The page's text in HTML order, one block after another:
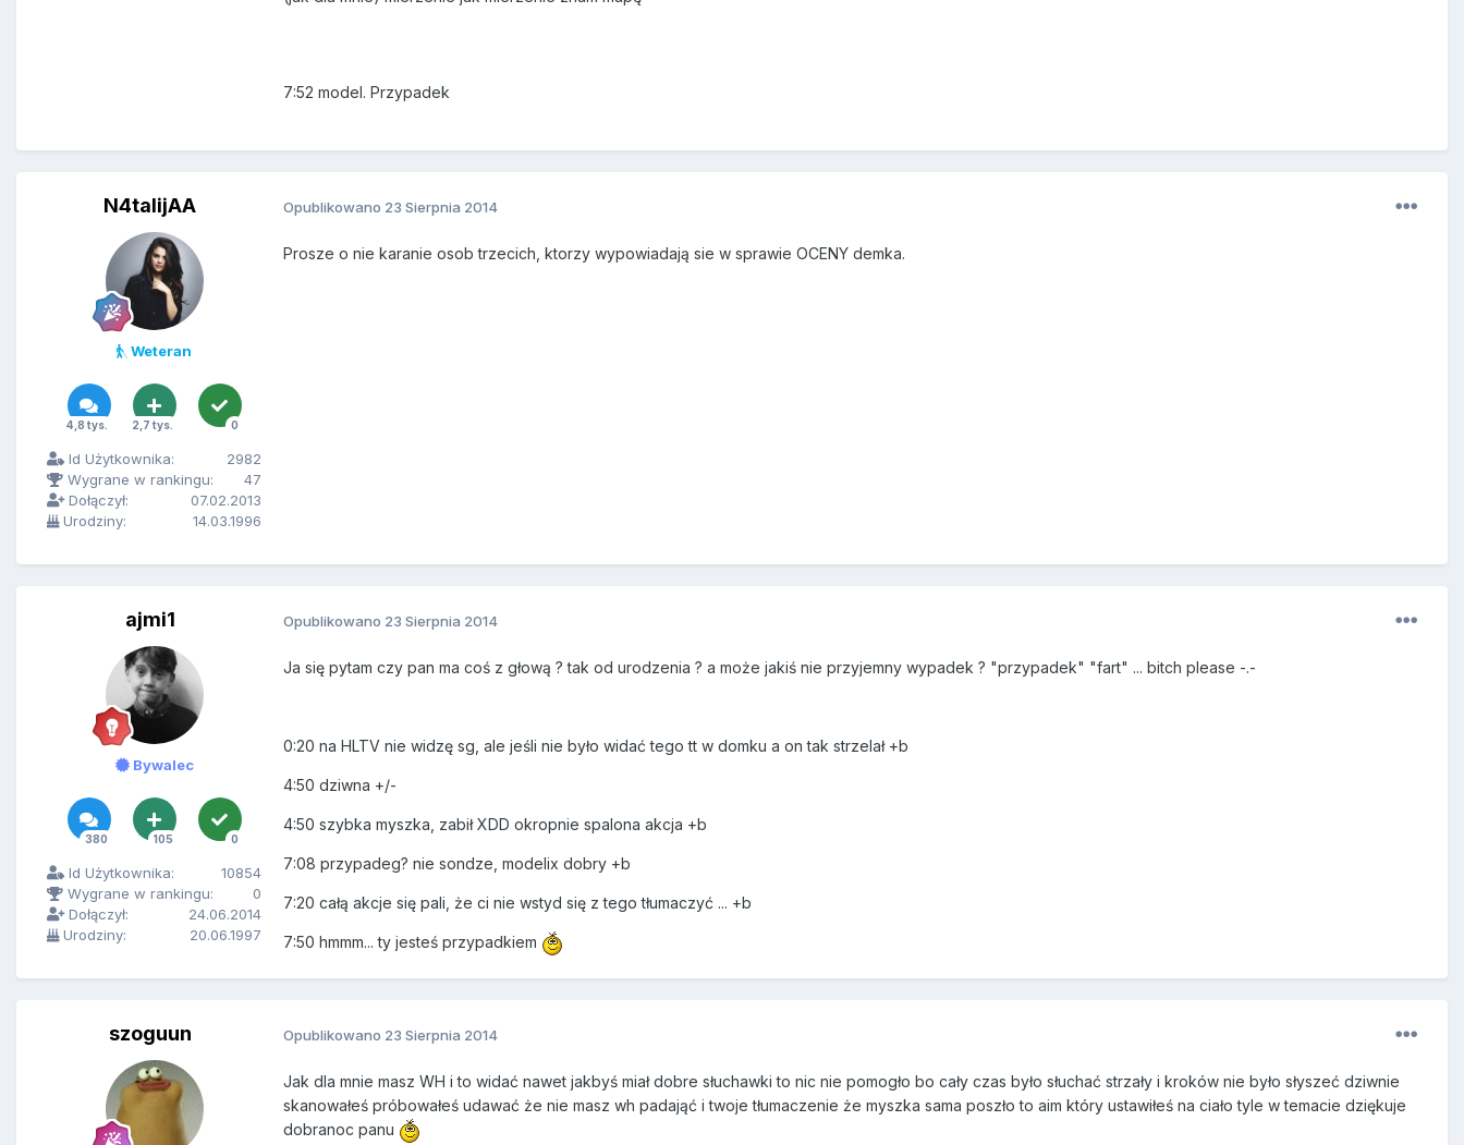
7:52 model. Przypadek
N4talijAA
Weteran
4,8 tys. 2,7 tys. 0
Id Użytkownika:
2982
Wygrane w rankingu:
47
Dołączył:
07.02.2013
Urodziny:
14.03.1996
Opublikowano 23 Sierpnia 2014
Prosze o nie karanie osob trzecich, ktorzy wypowiadają sie w sprawie OCENY demka.
ajmi1
Bywalec
380 105 0
Id Użytkownika:
10854
Wygrane w rankingu:
0
Dołączył:
24.06.2014
Urodziny:
20.06.1997
Opublikowano 23 Sierpnia 2014
Ja się pytam czy pan ma coś z głową ? tak od urodzenia ? a może jakiś nie przyjemny wypadek ? "przypadek" "fart" ... bitch please -.-
0:20 na HLTV nie widzę sg, ale jeśli nie było widać tego tt w domku a on tak strzelał +b
4:50 dziwna +/-
4:50 szybka myszka, zabił XDD okropnie spalona akcja +b
7:08 przypadeg? nie sondze, modelix dobry +b
7:20 całą akcje się pali, że ci nie wstyd się z tego tłumaczyć ... +b
7:50 hmmm... ty jesteś przypadkiem
szoguun Opublikowano 23 Sierpnia 2014
Jak dla mnie masz WH i to widać nawet jakbyś miał dobre słuchawki to nic nie pomogło bo cały czas było słuchać strzały i kroków nie było słyszeć dziwnie
skanowałeś próbowałeś udawać że nie masz wh padająć i twoje tłumaczenie że myszka sama poszło to aim który ustawiłeś na ciało tyle w temacie dziękuje
dobranoc panu